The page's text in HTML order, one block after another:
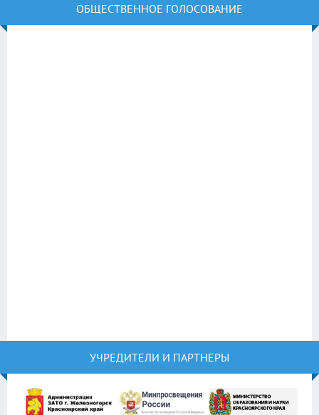
ОБЩЕСТВЕННОЕ ГОЛОСОВАНИЕ
УЧРЕДИТЕЛИ И ПАРТНЕРЫ